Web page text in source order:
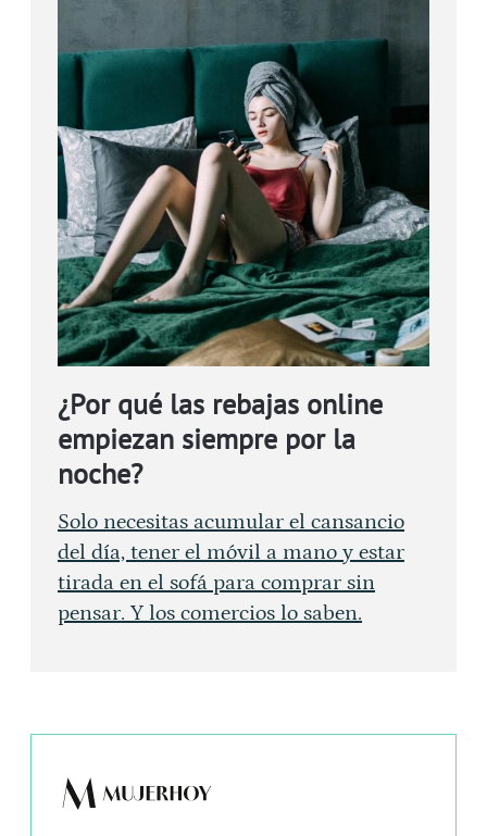
¿Por qué las rebajas online
empiezan siempre por la
noche?
Solo necesitas acumular el cansancio
del día, tener el móvil a mano y estar
tirada en el sofá para comprar sin
pensar. Y los comercios lo saben.